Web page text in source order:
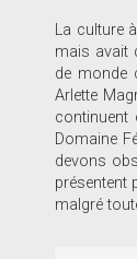
La culture
mais avait
de monde
Arlette
continuent
Domaine
devons
présentent
malgré